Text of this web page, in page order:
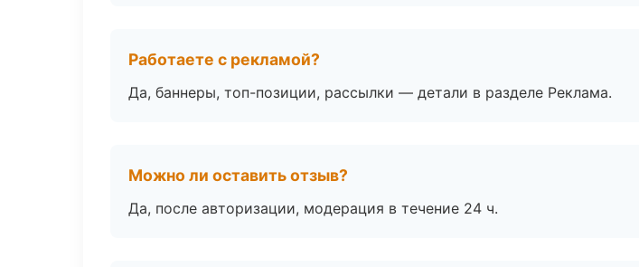
Работаете с рекламой?
Да, баннеры, топ-позиции, рассылки — детали в разделе Реклама.
Можно ли оставить отзыв?
Да, после авторизации, модерация в течение 24 ч.